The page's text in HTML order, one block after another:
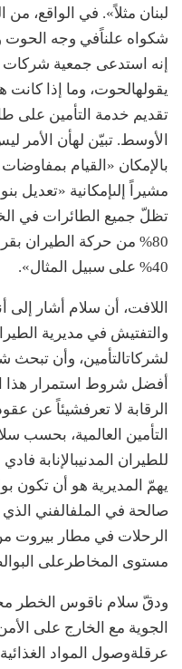
لبنان مثلاً». في الواقع، من
شكواه علناًفي وجه الحوت
إنه استدعى جمعية شركات
يقولهالحوت، وما إذا كانت
تقديم خدمة التأمين على
الأوسط. تبيّن لهأن الأمر
بالإمكان « القيام بمفاوضات
مشيراً
إلىإمكانية «تعديل
تظلّ جميع الطائرات في
80%
من حركة الطيران
40%
على سبيل المثال».
اللافت، أن سلام أشار إلى
والتفتيش في مديرية
لشركاتالتأمين، وأن تبحث
أفضل شروط استمرار هذا
الرقابة لا تعرفشيئاً عن
التأمين العالمية، بحسب
للطيران المدنيبالإنابة فادي
يهمّ المديرية هو أن تكون
صالحة في الملفالفني الذي
الرحلات في مطار بيروت
مستوى المخاطر على
ودقّ سلام ناقوس الخطر
الجوية مع الخارج على
عرقلةوصول المواد الغذائية